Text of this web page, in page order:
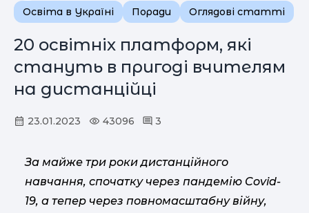
Освіта в Україні Поради Оглядові статті
20 освітніх платформ, які
стануть в пригоді вчителям
на дистанційці
23.01.2023 43096 3
За майже три роки дистанційного
навчання, спочатку через пандемію Covid-
19, а тепер через повномасштабну війну,